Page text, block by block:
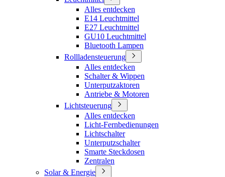
Alles entdecken
E14 Leuchtmittel
E27 Leuchtmittel
GU10 Leuchtmittel
Bluetooth Lampen
Rollladensteuerung
Alles entdecken
Schalter & Wippen
Unterputzaktoren
Antriebe & Motoren
Lichtsteuerung
Alles entdecken
Licht-Fernbedienungen
Lichtschalter
Unterputzschalter
Smarte Steckdosen
Zentralen
Solar & Energie